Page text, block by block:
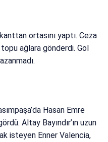
ortasını yaptı. Ceza
ağlara gönderdi. Gol
Hasan Emre
Altay Bayındır’ın uzun
isteyen Enner Valencia,